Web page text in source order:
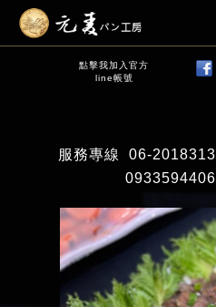
點擊我加入官方
line帳號
服務專線
06-2018313
0933594406